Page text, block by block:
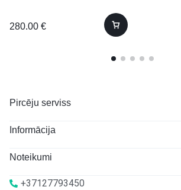
280.00 €
Pircēju serviss
Informācija
Noteikumi
+37127793450